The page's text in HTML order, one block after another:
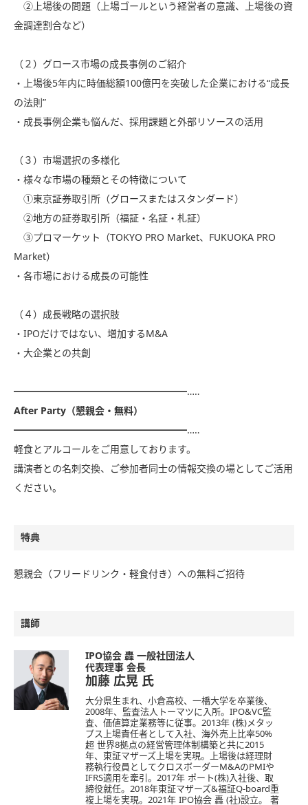
②上場後の問題（上場ゴールという経営者の意識、上場後の資
金調達割合など）
（２）グロース市場の成長事例のご紹介
・上場後5年内に時価総額100億円を突破した企業における“成長
の法則”
・成長事例企業も悩んだ、採用課題と外部リソースの活用
（３）市場選択の多様化
・様々な市場の種類とその特徴について
①東京証券取引所（グロースまたはスタンダード）
②地方の証券取引所（福証・名証・札証）
③プロマーケット（TOKYO PRO Market、FUKUOKA PRO
Market）
・各市場における成長の可能性
（４）成長戦略の選択肢
・IPOだけではない、増加するM&A
・大企業との共創
━━━━━━━━━━━━━━━━━━…‥
After Party（懇親会・無料）
━━━━━━━━━━━━━━━━━━…‥
軽食とアルコールをご用意しております。
講演者との名刺交換、ご参加者同士の情報交換の場としてご活用
ください。
特典
懇親会（フリードリンク・軽食付き）への無料ご招待
講師
IPO協会 轟 一般社団法人
代表理事 会長
加藤 広晃 氏
大分県生まれ、小倉高校、一橋大学を卒業後、
2008年、監査法人トーマツに入所。IPO&VC監
査、価値算定業務等に従事。2013年 (株)メタッ
プス上場責任者として入社、海外売上比率50%
超 世界8拠点の経営管理体制構築と共に2015
年、東証マザーズ上場を実現。上場後は経理財
務執行役員としてクロスボーダーM&AのPMIや
IFRS適用を牽引。2017年 ポート(株)入社後、取
締役就任。2018年東証マザーズ&福証Q-board重
複上場を実現。2021年 IPO協会 轟 (社)設立。 著